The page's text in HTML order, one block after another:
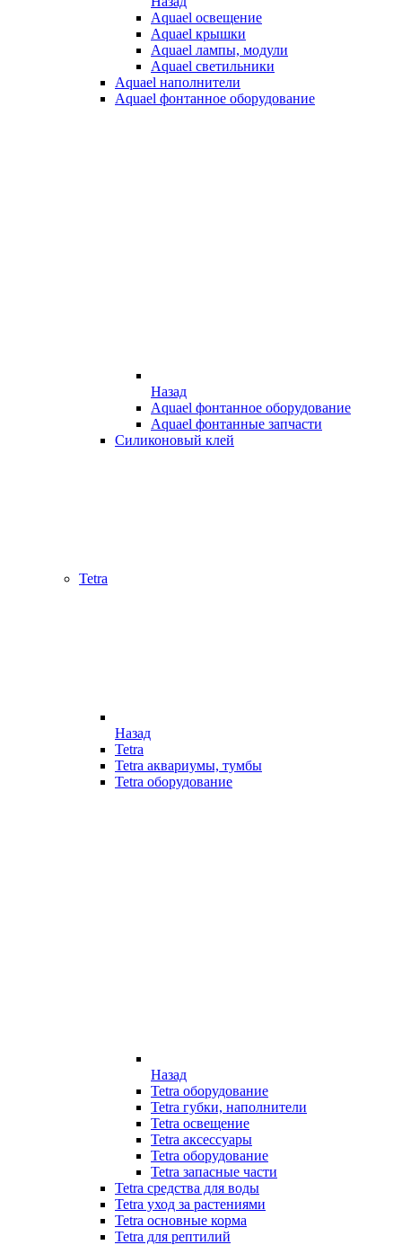
Aquael освещение
Aquael крышки
Aquael лампы, модули
Aquael светильники
Aquael наполнители
Aquael фонтанное оборудование
Назад
Aquael фонтанное оборудование
Aquael фонтанные запчасти
Силиконовый клей
Tetra
Назад
Tetra
Tetra аквариумы, тумбы
Tetra оборудование
Назад
Tetra оборудование
Tetra губки, наполнители
Tetra освещение
Tetra аксессуары
Tetra оборудование
Tetra запасные части
Tetra средства для воды
Tetra уход за растениями
Tetra основные корма
Tetra для рептилий